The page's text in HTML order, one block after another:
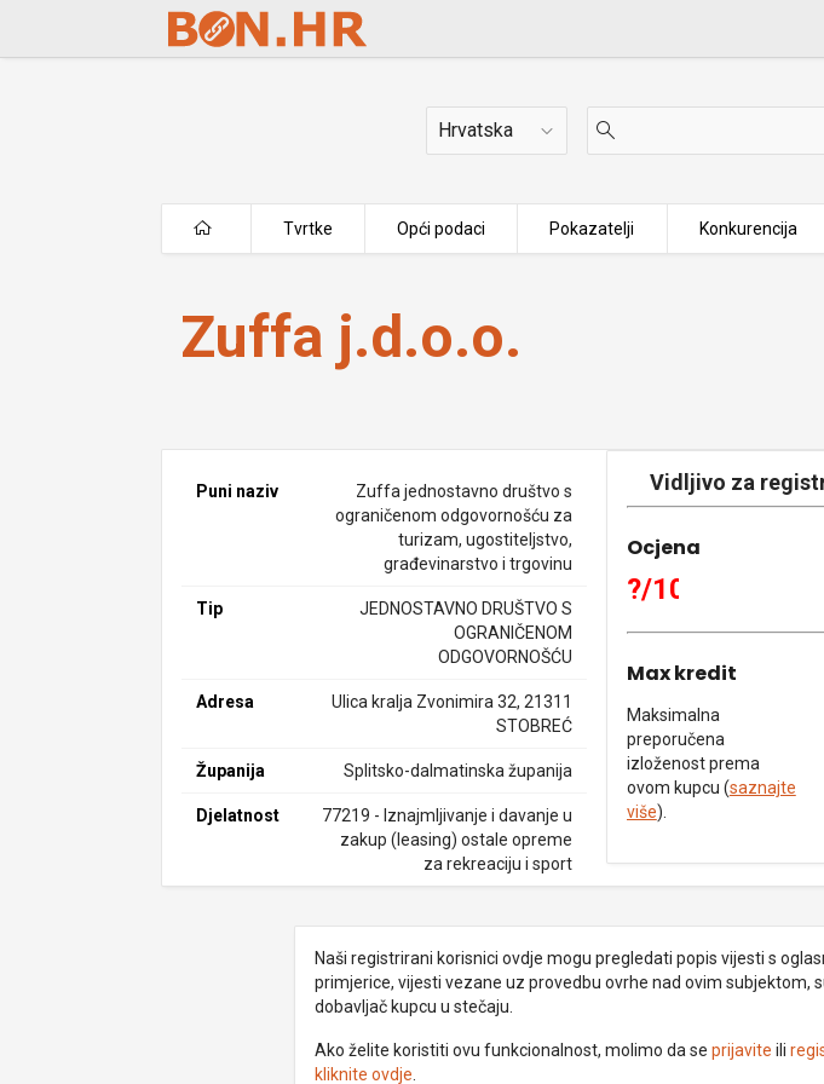
Skip to Main Content
Država
Tvrtke Opći podaci Pokazatelji Konkurencija
Zuffa j.d.o.o.
Zuffa j.d.o.o.
Puni naziv
Zuffa jednostavno društvo s
ograničenom odgovornošću za
turizam, ugostiteljstvo,
građevinarstvo i trgovinu
Tip
JEDNOSTAVNO DRUŠTVO S
OGRANIČENOM
ODGOVORNOŠĆU
Adresa
Ulica kralja Zvonimira 32, 21311
STOBREĆ
Županija Splitsko-dalmatinska županija
Djelatnost
77219 - Iznajmljivanje i davanje u
zakup (leasing) ostale opreme
za rekreaciju i sport
Vidljivo za
Ocjena
?/10
Max kredit
Maksimalna
preporučena
izloženost prema
ovom kupcu (saznajte
više).
Naši registrirani korisnici ovdje mogu pregledati popis vijesti s
primjerice, vijesti vezane uz provedbu ovrhe nad ovim subjektom,
dobavljač kupcu u stečaju.
Ako želite koristiti ovu funkcionalnost, molimo da se prijavite ili
kliknite ovdje